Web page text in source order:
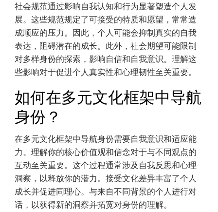
社会规范通过影响自我认知和行为显著塑造个人发
展。这些规范规定了可接受的特质和愿望，常常造
成顺应的压力。因此，个人可能会抑制真实的自我
表达，阻碍潜在的成长。此外，社会期望可能限制
对多样身份的探索，影响自信和自我意识。理解这
些影响对于促进个人真实性和心理韧性至关重要。
如何在多元文化框架中导航
身份？
在多元文化框架中导航身份需要自我意识和适应能
力。理解你的核心价值观和信念对于与不同观点的
互动至关重要。这个过程通常涉及自我反思和心理
洞察，以释放你的潜力。接受文化差异丰富了个人
成长并促进同理心。与来自不同背景的个人进行对
话，以获得新的洞察并拓宽对身份的理解。